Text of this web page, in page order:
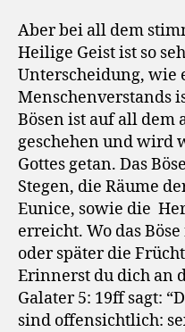
Aber bei all dem
Heilige Geist ist so
Unterscheidung, wie
Menschenverstands
Bösen ist auf all dem
geschehen und wird
Gottes getan. Das
Stegen, die Räume
Eunice, sowie die
erreicht. Wo das
oder später die
Erinnerst du dich an
Galater 5: 19ff sagt:
sind offensichtlich: